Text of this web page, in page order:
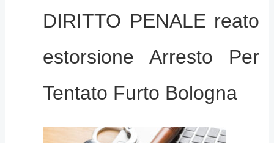
DIRITTO PENALE reato
estorsione Arresto Per
Tentato Furto Bologna